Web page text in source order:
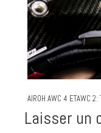
AIROH AWC 4 ETAWC 2:
Laisser un